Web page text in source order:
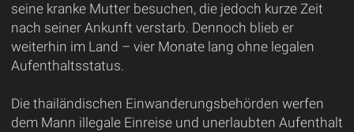
seine kranke Mutter besuchen, die jedoch kurze Zeit
nach seiner Ankunft verstarb. Dennoch blieb er
weiterhin im Land – vier Monate lang ohne legalen
Aufenthaltsstatus.
Die thailändischen Einwanderungsbehörden werfen
dem Mann illegale Einreise und unerlaubten Aufenthalt